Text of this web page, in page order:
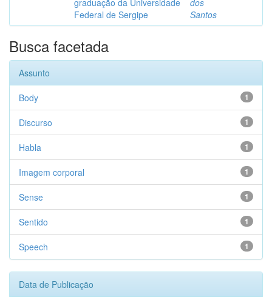
graduação da Universidade
Federal de Sergipe
dos
Santos
Busca facetada
Assunto
1
Body
1
Discurso
1
Habla
1
Imagem corporal
1
Sense
1
Sentido
1
Speech
Data de Publicação